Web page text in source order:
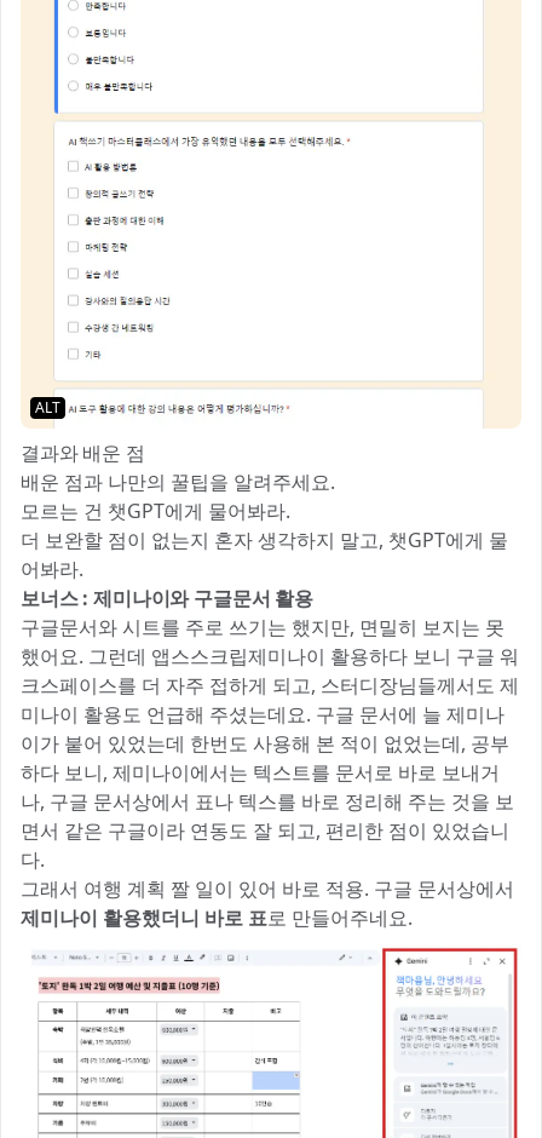
ALT
결과와 배운 점
배운 점과 나만의 꿀팁을 알려주세요.
모르는 건 챗GPT에게 물어봐라.
더 보완할 점이 없는지 혼자 생각하지 말고, 챗GPT에게 물
어봐라.
보너스 : 제미나이와 구글문서 활용
구글문서와 시트를 주로 쓰기는 했지만, 면밀히 보지는 못
했어요. 그런데 앱스스크립제미나이 활용하다 보니 구글 워
크스페이스를 더 자주 접하게 되고, 스터디장님들께서도 제
미나이 활용도 언급해 주셨는데요. 구글 문서에 늘 제미나
이가 붙어 있었는데 한번도 사용해 본 적이 없었는데, 공부
하다 보니, 제미나이에서는 텍스트를 문서로 바로 보내거
나, 구글 문서상에서 표나 텍스를 바로 정리해 주는 것을 보
면서 같은 구글이라 연동도 잘 되고, 편리한 점이 있었습니
다.
그래서 여행 계획 짤 일이 있어 바로 적용. 구글 문서상에서
제미나이 활용했더니 바로 표로 만들어주네요.